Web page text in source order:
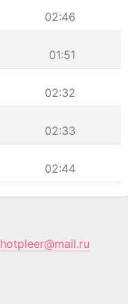
02:46
01:51
02:32
02:33
02:44
hotpleer@mail.ru